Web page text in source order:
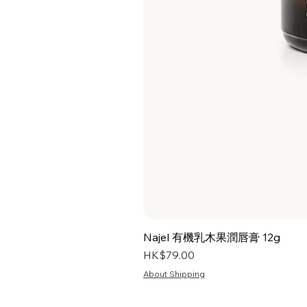
Najel 有機乳木果潤唇膏 12g
價格
HK$79.00
About Shipping